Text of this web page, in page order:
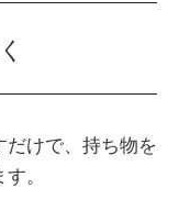
だけで、持ち物を
。